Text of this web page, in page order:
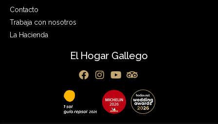
Contacto
Trabaja con nosotros
La Hacienda
El Hogar Gallego